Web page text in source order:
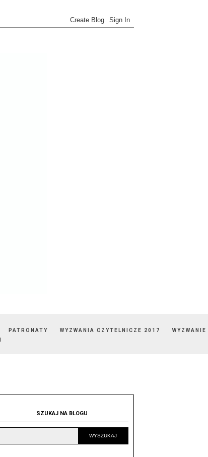
PATRONATY WYZWANIA CZYTELNICZE 2017
WYZWANIE
SZUKAJ NA BLOGU